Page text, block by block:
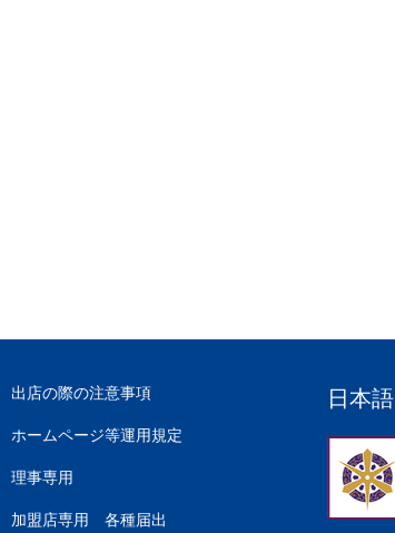
出店の際の注意事項
ホームページ等運用規定
理事専用
加盟店専用 各種届出
日本語